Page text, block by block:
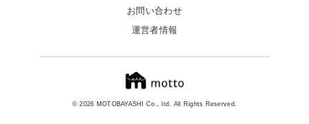
© 2026 MOTOBAYASHI Co., ltd. All Rights Reserved.
お問い合わせ
運営者情報